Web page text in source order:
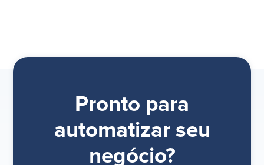
Pronto para
automatizar seu
negócio?